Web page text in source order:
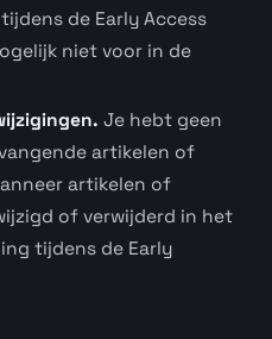
de Early Access
niet voor in de
Je hebt geen
artikelen of
artikelen of
of verwijderd in het
tijdens de Early